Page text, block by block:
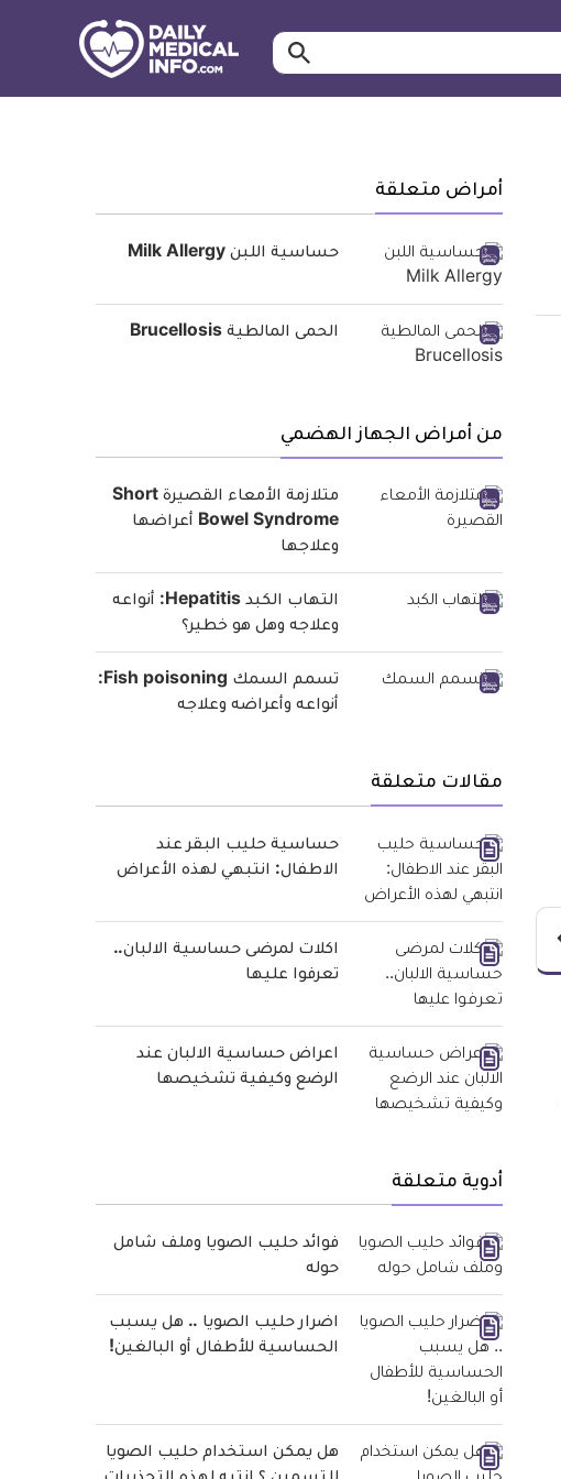
ابحث…
أمراض متعلقة
حساسية اللبن Milk Allergy
الحمى المالطية Brucellosis
من أمراض الجهاز الهضمي
متلازمة الأمعاء القصيرة Short
Bowel Syndrome أعراضها
وعلاجها
التهاب الكبد Hepatitis: أنواعه
وعلاجه وهل هو خطير؟
تسمم السمك Fish poisoning:
أنواعه وأعراضه وعلاجه
مقالات متعلقة
حساسية حليب البقر عند
الاطفال: انتبهي لهذه الأعراض
اكلات لمرضى حساسية الالبان..
تعرفوا عليها
اعراض حساسية الالبان عند
الرضع وكيفية تشخيصها
أدوية متعلقة
فوائد حليب الصويا وملف شامل
حوله
اضرار حليب الصويا .. هل يسبب
الحساسية للأطفال أو البالغين!
هل يمكن استخدام حليب الصويا